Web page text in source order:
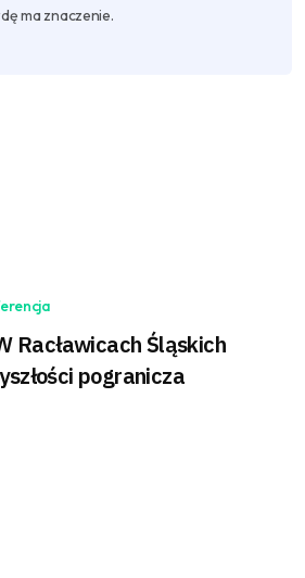
ma znaczenie.
Racławicach Śląskich
pogranicza